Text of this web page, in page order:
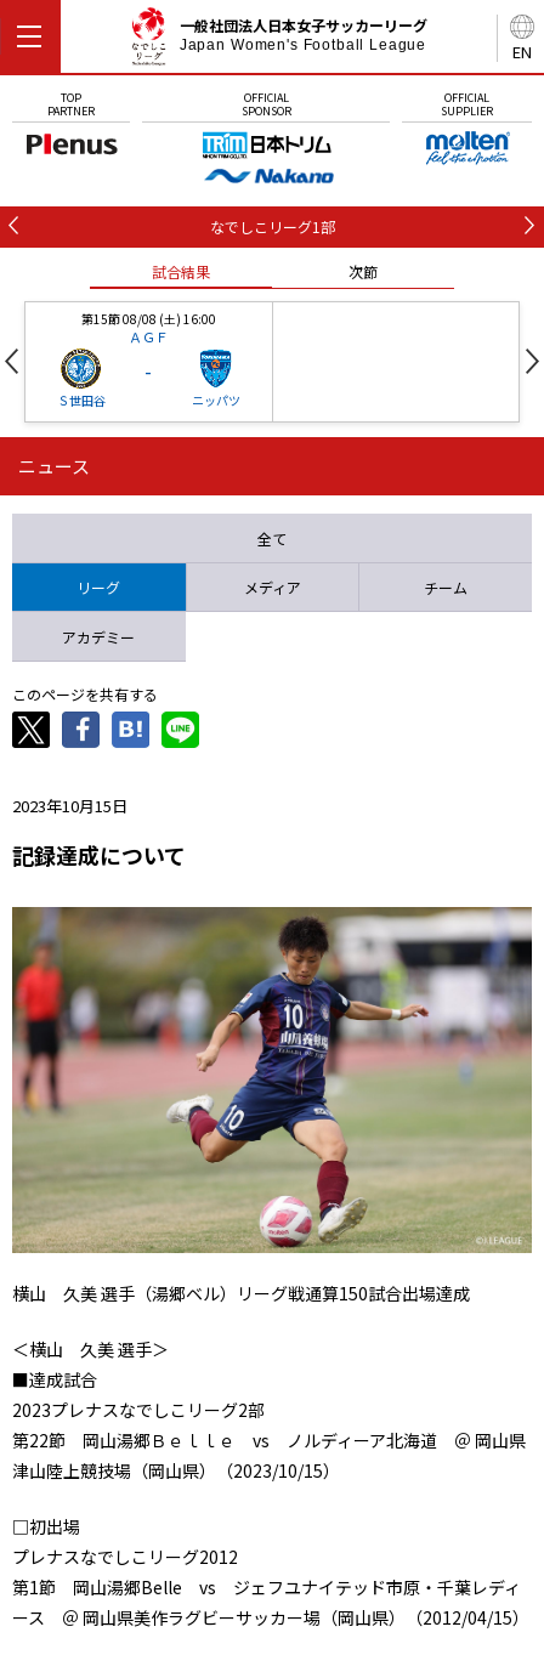
EN
一般社団法人日本女子サッカーリーグ
Japan Women's Football League
TOP
PARTNER
OFFICIAL
SPONSOR
OFFICIAL
SUPPLIER
なでしこリーグ1部
試合結果 次節
第15節 08/08 (土) 16:00
ＡＧＦ
Ｓ世田谷
-
ニッパツ
第16節 09/05 (土) 15:00
ニッパツ 石人の星
ニュース
全て
リーグ メディア チーム
アカデミー
このページを共有する
2023年10月15日
記録達成について
横山 久美 選手（湯郷ベル）リーグ戦通算150試合出場達成
＜横山 久美 選手＞
■達成試合
2023プレナスなでしこリーグ2部
第22節 岡山湯郷Ｂｅｌｌｅ vs ノルディーア北海道 ＠ 岡山県
津山陸上競技場（岡山県）（2023/10/15）
□初出場
プレナスなでしこリーグ2012
第1節 岡山湯郷Belle vs ジェフユナイテッド市原・千葉レディ
ース ＠ 岡山県美作ラグビーサッカー場（岡山県）（2012/04/15）